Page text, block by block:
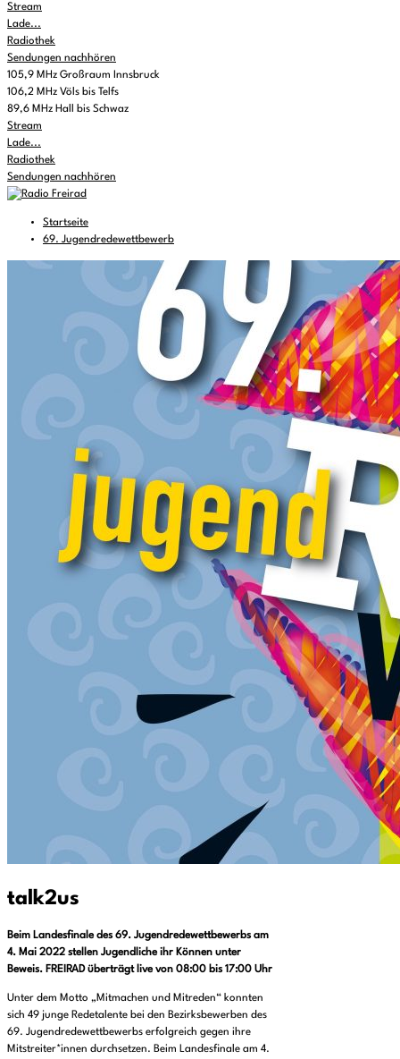
Stream
Lade...
Radiothek
Sendungen nachhören
105,9 MHz Großraum Innsbruck
106,2 MHz Völs bis Telfs
89,6 MHz Hall bis Schwaz
Stream
Lade...
Radiothek
Sendungen nachhören
Startseite
69. Jugendredewettbewerb
talk2us
Beim Landesfinale des 69. Jugendredewettbewerbs am
4. Mai 2022 stellen Jugendliche ihr Können unter
Beweis. FREIRAD überträgt live von 08:00 bis 17:00 Uhr
Unter dem Motto „Mitmachen und Mitreden“ konnten
sich 49 junge Redetalente bei den Bezirksbewerben des
69. Jugendredewettbewerbs erfolgreich gegen ihre
Mitstreiter*innen durchsetzen. Beim Landesfinale am 4.